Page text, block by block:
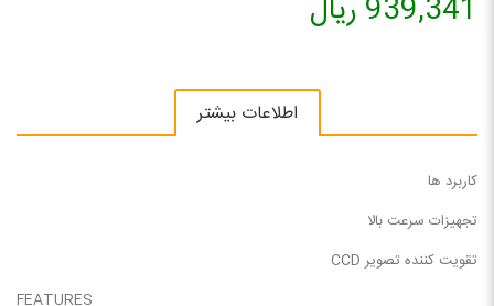
939,341 ریال
اطلاعات بیشتر
کاربرد ها
تجهیزات سرعت بالا
تقویت کننده تصویر CCD
FEATURES